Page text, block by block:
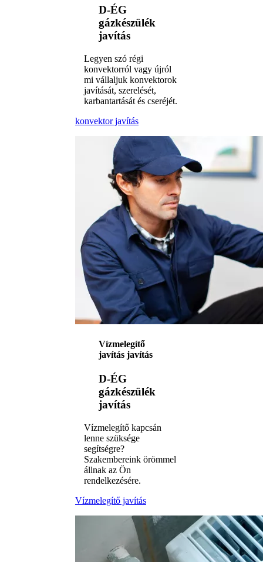
D-ÉG
gázkészülék
javítás
Legyen szó régi
konvektorról vagy újról
mi vállaljuk konvektorok
javítását, szerelését,
karbantartását és cseréjét.
konvektor javítás
Vízmelegítő
javítás javítás
D-ÉG
gázkészülék
javítás
Vízmelegítő kapcsán
lenne szüksége
segítségre?
Szakembereink örömmel
állnak az Ön
rendelkezésére.
Vízmelegítő javítás